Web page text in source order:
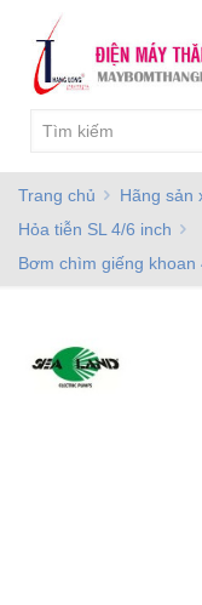
Trang chủ Hãng sản
Hỏa tiễn SL 4/6 inch
Bơm chìm giếng khoan